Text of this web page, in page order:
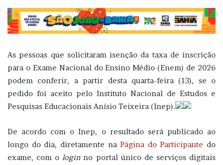
As pessoas que solicitaram isenção da taxa de inscrição
para o Exame Nacional do Ensino Médio (Enem) de 2026
podem conferir, a partir desta quarta-feira (13), se o
pedido foi aceito pelo Instituto Nacional de Estudos e
Pesquisas Educacionais Anísio Teixeira (Inep).
De acordo com o Inep, o resultado será publicado ao
longo do dia, diretamente naPágina do Participante do
exame, com ologinno portal único de serviços digitais